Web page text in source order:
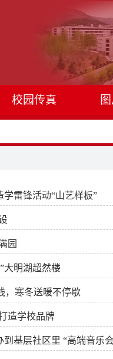
校园传真
学雷锋活动“山艺样板”
园
大明湖超然楼
，寒冬送暖不停歇
造学校品牌
到基层社区里 “高端音乐